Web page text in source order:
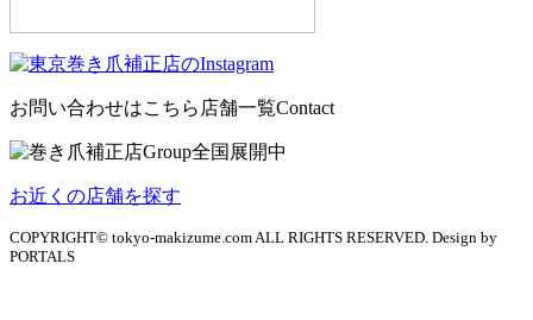
お問い合わせはこちら 店舗一覧Contact
お近くの店舗を探す
COPYRIGHT© tokyo-makizume.com ALL RIGHTS RESERVED. Design by
PORTALS